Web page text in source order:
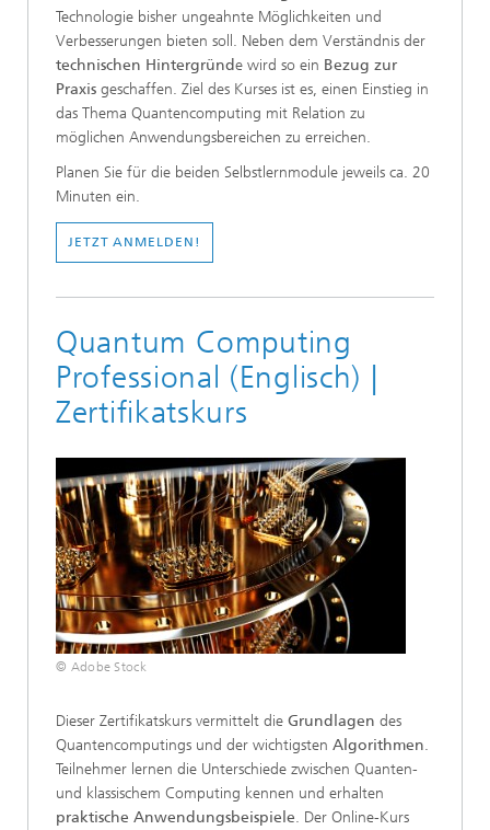
Technologie bisher ungeahnte Möglichkeiten und
Verbesserungen bieten soll. Neben dem Verständnis der
technischen Hintergründe wird so ein Bezug zur
Praxis geschaffen. Ziel des Kurses ist es, einen Einstieg in
das Thema Quantencomputing mit Relation zu
möglichen Anwendungsbereichen zu erreichen.
Planen Sie für die beiden Selbstlernmodule jeweils ca. 20
Minuten ein.
JETZT ANMELDEN!
Quantum Computing
Professional (Englisch) |
Zertifikatskurs
© Adobe Stock
Dieser Zertifikatskurs vermittelt die Grundlagen des
Quantencomputings und der wichtigsten Algorithmen.
Teilnehmer lernen die Unterschiede zwischen Quanten-
und klassischem Computing kennen und erhalten
praktische Anwendungsbeispiele. Der Online-Kurs